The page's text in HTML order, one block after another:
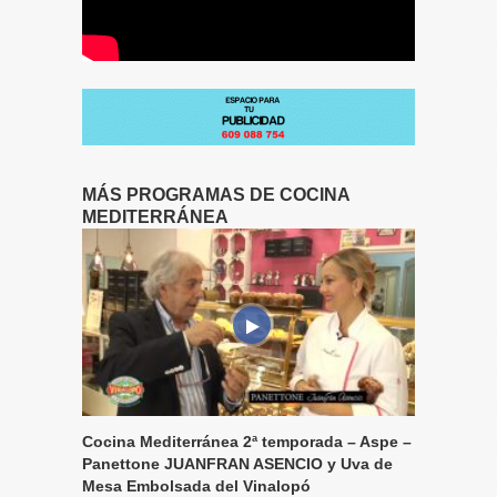
MÁS PROGRAMAS DE COCINA
MEDITERRÁNEA
Cocina Mediterránea 2ª temporada – Aspe –
Panettone JUANFRAN ASENCIO y Uva de
Mesa Embolsada del Vinalopó